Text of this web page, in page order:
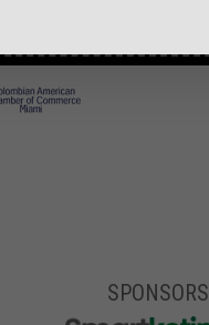
SPONSORS